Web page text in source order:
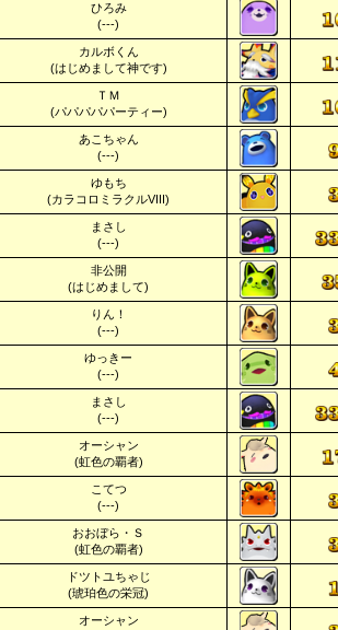
ひろみ
(---)
カルボくん
(はじめまして神です)
ＴＭ
(パパパパパーティー)
あこちゃん
(---)
ゆもち
(カラコロミラクルVIII)
まさし
(---)
非公開
(はじめまして)
りん！
(---)
ゆっきー
(---)
まさし
(---)
オーシャン
(虹色の覇者)
こてつ
(---)
おおぼら・Ｓ
(虹色の覇者)
ドツトユちゃじ
(琥珀色の栄冠)
オーシャン